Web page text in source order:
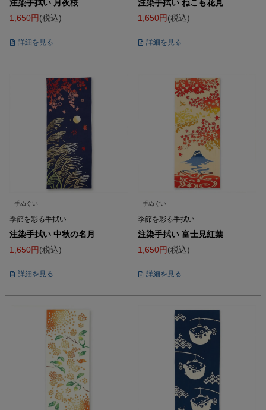
注染手拭い 月夜桜
1,650
税込
詳細を見る
注染手拭い ねこも花見
1,650
税込
詳細を見る
手ぬぐい
季節を彩る手拭い
注染手拭い 中秋の名月
1,650
税込
詳細を見る
手ぬぐい
季節を彩る手拭い
注染手拭い 富士見紅葉
1,650
税込
詳細を見る